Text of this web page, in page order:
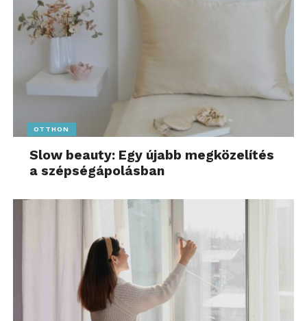
OTTHON
Slow beauty: Egy újabb megközelítés
a szépségápolásban